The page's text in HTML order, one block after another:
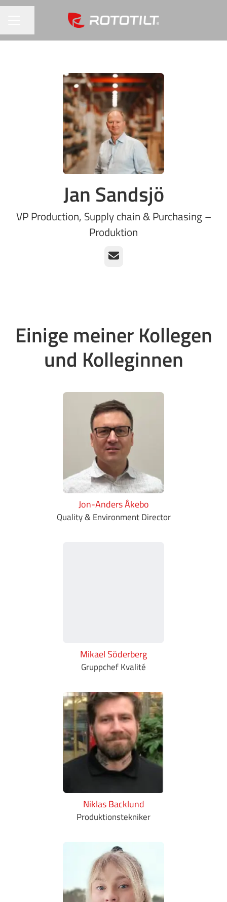
Jan Sandsjö
VP Production, Supply chain & Purchasing –
Produktion
E-Mail
Einige meiner Kollegen
und Kolleginnen
Jon-Anders Åkebo
Quality & Environment Director
Mikael Söderberg
Gruppchef Kvalité
Niklas Backlund
Produktionstekniker